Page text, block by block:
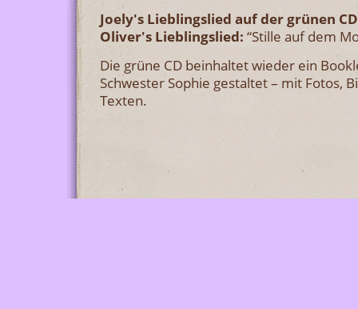
Joely's Lieblingslied auf der grünen
Oliver's Lieblingslied: “Stille auf dem
Die grüne CD beinhaltet wieder ein
Schwester Sophie gestaltet – mit Fotos,
Texten.